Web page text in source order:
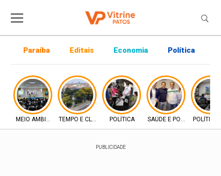
Paraíba Editais Economia Política
MEIO AMBIENTETEMPO E CLIMA POLÍTICA SAÚDE E POLÍTICAPOLÍTICA
PUBLICIDADE